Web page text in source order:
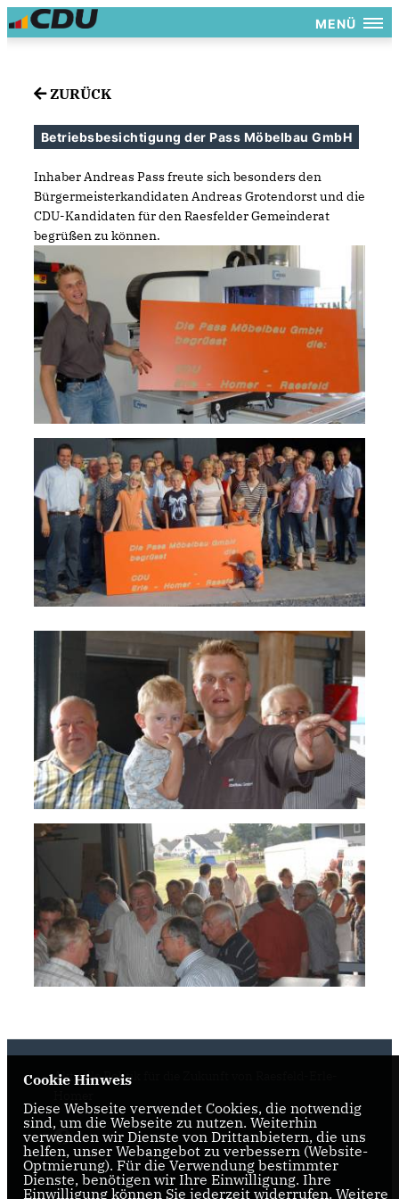
MENÜ
ZURÜCK
Betriebsbesichtigung der Pass Möbelbau GmbH
Inhaber Andreas Pass freute sich besonders den
Bürgermeisterkandidaten Andreas Grotendorst und die
CDU-Kandidaten für den Raesfelder Gemeinderat
begrüßen zu können.
Aktuelle Politik für die Zukunft von Raesfeld-Erle-
Cookie Hinweis
Diese Webseite verwendet Cookies, die notwendig
sind, um die Webseite zu nutzen. Weiterhin
verwenden wir Dienste von Drittanbietern, die uns
helfen, unser Webangebot zu verbessern (Website-
Optmierung). Für die Verwendung bestimmter
Dienste, benötigen wir Ihre Einwilligung. Ihre
Einwilligung können Sie jederzeit widerrufen. Weitere